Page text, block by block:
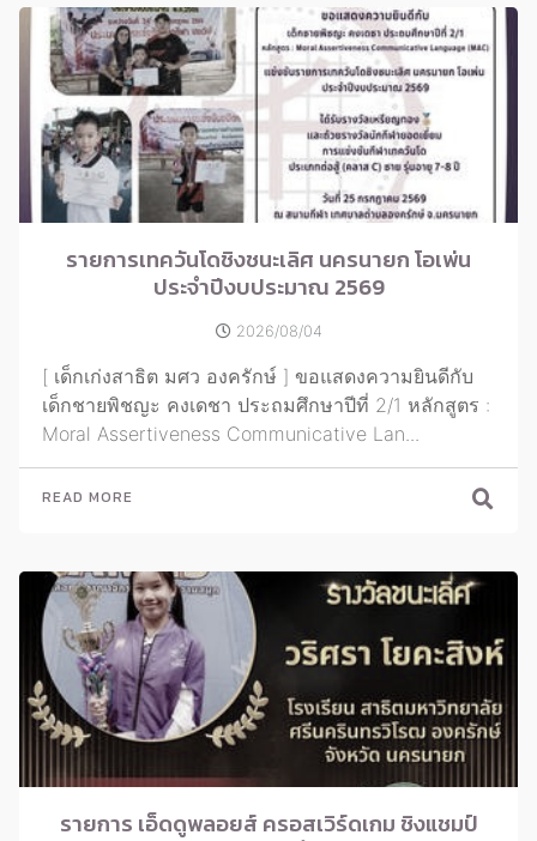
รายการเทควันโดชิงชนะเลิศ นครนายก โอเพ่น
ประจำปีงบประมาณ 2569
2026/08/04
[ เด็กเก่งสาธิต มศว องครักษ์ ] ขอแสดงความยินดีกับ
เด็กชายพิชญะ คงเดชา ประถมศึกษาปีที่ 2/1 หลักสูตร :
Moral Assertiveness Communicative Lan...
READ MORE
รายการ เอ็ดดูพลอยส์ ครอสเวิร์ดเกม ชิงแชมป์